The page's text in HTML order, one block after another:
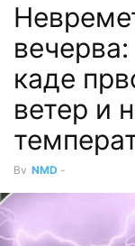
каде
ветер и
By NMD -